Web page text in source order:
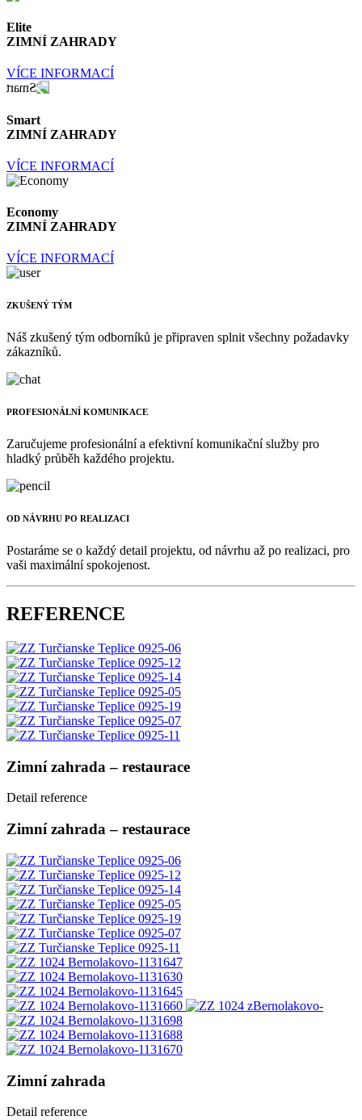
Elite
ZIMNÍ ZAHRADY
VÍCE INFORMACÍ
Smart
ZIMNÍ ZAHRADY
VÍCE INFORMACÍ
Economy
ZIMNÍ ZAHRADY
VÍCE INFORMACÍ
ZKUŠENÝ TÝM
Náš zkušený tým odborníků je připraven splnit všechny požadavky
zákazníků.
PROFESIONÁLNÍ KOMUNIKACE
Zaručujeme profesionální a efektivní komunikační služby pro
hladký průběh každého projektu.
OD NÁVRHU PO REALIZACI
Postaráme se o každý detail projektu, od návrhu až po realizaci, pro
vaši maximální spokojenost.
REFERENCE
Zimní zahrada – restaurace
Detail reference
Zimní zahrada – restaurace
Zimní zahrada
Detail reference